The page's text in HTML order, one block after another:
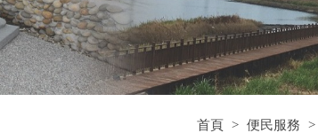
首頁 > 便民服務 >